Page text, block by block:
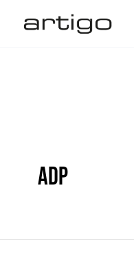
ADP
Buscar
por: